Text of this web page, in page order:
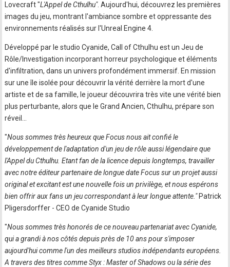
Lovecraft "L'Appel de Cthulhu". Aujourd'hui, découvrez les premières
images du jeu, montrant l'ambiance sombre et oppressante des
environnements réalisés sur l'Unreal Engine 4.
Développé par le studio Cyanide, Call of Cthulhu est un Jeu de
Rôle/Investigation incorporant horreur psychologique et éléments
d'infiltration, dans un univers profondément immersif. En mission
sur une île isolée pour découvrir la vérité derrière la mort d'une
artiste et de sa famille, le joueur découvrira très vite une vérité bien
plus perturbante, alors que le Grand Ancien, Cthulhu, prépare son
réveil...
"Nous sommes très heureux que Focus nous ait confié le
développement de l'adaptation d'un jeu de rôle aussi légendaire que
l'Appel du Cthulhu. Etant fan de la licence depuis longtemps, travailler
avec notre éditeur partenaire de longue date Focus sur un projet aussi
original et excitant est une nouvelle fois un privilège, et nous espérons
bien offrir aux fans un jeu correspondant à leur longue attente."Patrick
Pligersdorffer - CEO de Cyanide Studio
"Nous sommes très honorés de ce nouveau partenariat avec Cyanide,
qui a grandi à nos côtés depuis près de 10 ans pour s'imposer
aujourd'hui comme l'un des meilleurs studios indépendants européens.
A travers des titres comme Styx : Master of Shadows ou la série des